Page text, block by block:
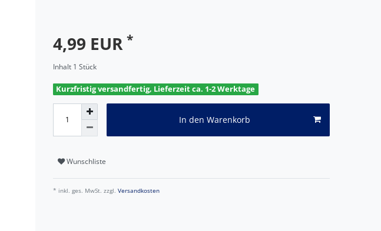
4,99 EUR *
Inhalt 1 Stück
Kurzfristig versandfertig, Lieferzeit ca. 1-2 Werktage
In den Warenkorb
Wunschliste
* inkl. ges. MwSt. zzgl. Versandkosten